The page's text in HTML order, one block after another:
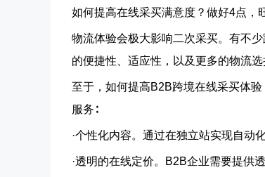
如何提高在线采买满意度？做好4点，
物流体验会极大影响二次采买。有不
的便捷性、适应性，以及更多的物流
至于，如何提高B2B跨境在线采买体
服务∶
·个性化内容。 通过在独立站实现自动
·透明的在线定价。
B2B企业需要提供